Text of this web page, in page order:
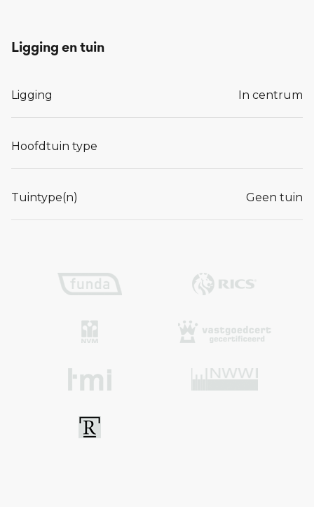
Ligging en tuin
Ligging In centrum
Hoofdtuin type
Tuintype(n) Geen tuin